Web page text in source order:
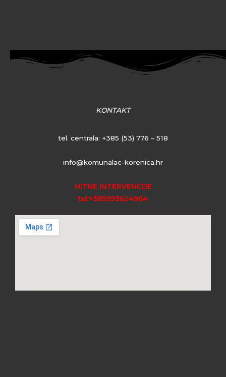
KONTAKT
tel. centrala: +385 (53) 776 – 518
info@komunalac-korenica.hr
HITNE INTERVENCIJE
tel:+385993624964